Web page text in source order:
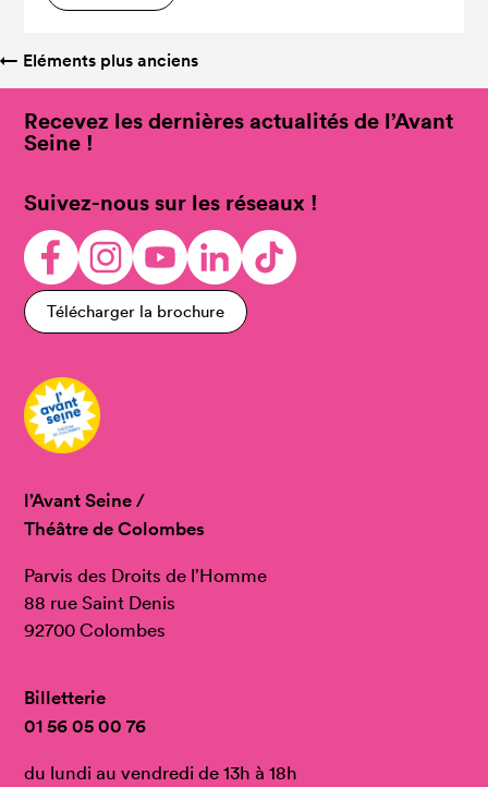
← Eléments plus anciens
Recevez les dernières actualités de l’Avant
Seine !
Suivez-nous sur les réseaux !
Télécharger la brochure
l’Avant Seine /
Théâtre de Colombes
Parvis des Droits de l’Homme
88 rue Saint Denis
92700 Colombes
Billetterie
01 56 05 00 76
du lundi au vendredi de 13h à 18h